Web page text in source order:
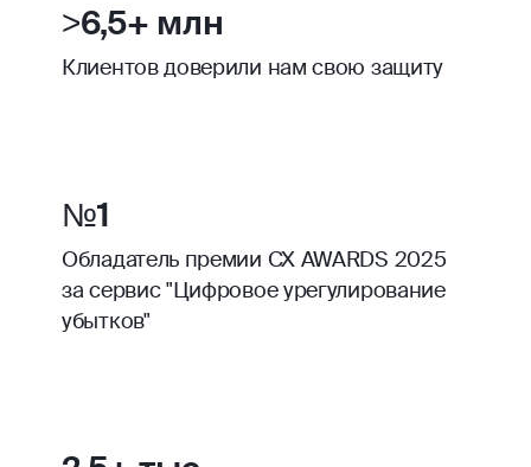
>6,5+ млн
Клиентов доверили нам свою защиту
№1
Обладатель премии CX AWARDS 2025
за сервис "Цифровое урегулирование
убытков"